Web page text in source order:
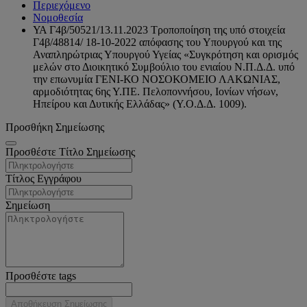
Περιεχόμενο
Νομοθεσία
ΥΑ Γ4β/50521/13.11.2023 Τροποποίηση της υπό στοιχεία
Γ4β/48814/ 18-10-2022 απόφασης του Υπουργού και της
Αναπληρώτριας Υπουργού Υγείας «Συγκρότηση και ορισμός
μελών στο Διοικητικό Συμβούλιο του ενιαίου Ν.Π.Δ.Δ. υπό
την επωνυμία ΓΕΝΙ-ΚΟ ΝΟΣΟΚΟΜΕΙΟ ΛΑΚΩΝΙΑΣ,
αρμοδιότητας 6ης Υ.ΠΕ. Πελοποννήσου, Ιονίων νήσων,
Ηπείρου και Δυτικής Ελλάδας» (Υ.Ο.Δ.Δ. 1009).
Προσθήκη Σημείωσης
Προσθέστε Τίτλο Σημείωσης
Τίτλος Εγγράφου
Σημείωση
Προσθέστε tags
Αποθήκευση Σημείωσης